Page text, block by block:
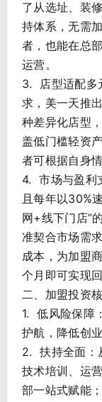
了从选址、装
持体系，无需
者，也能在总
运营。
3. 店型适配多
求，美一天推
种差异化店型
盖低门槛轻资
者可根据自身
4. 市场与盈利
且每年以30%
网+线下门店”
准契合市场需
成本，为加盟
个月即可实现回
二、加盟投资
1. 低风险保障
护航，降低创
2. 扶持全面：
技术培训、运
部一站式赋能；